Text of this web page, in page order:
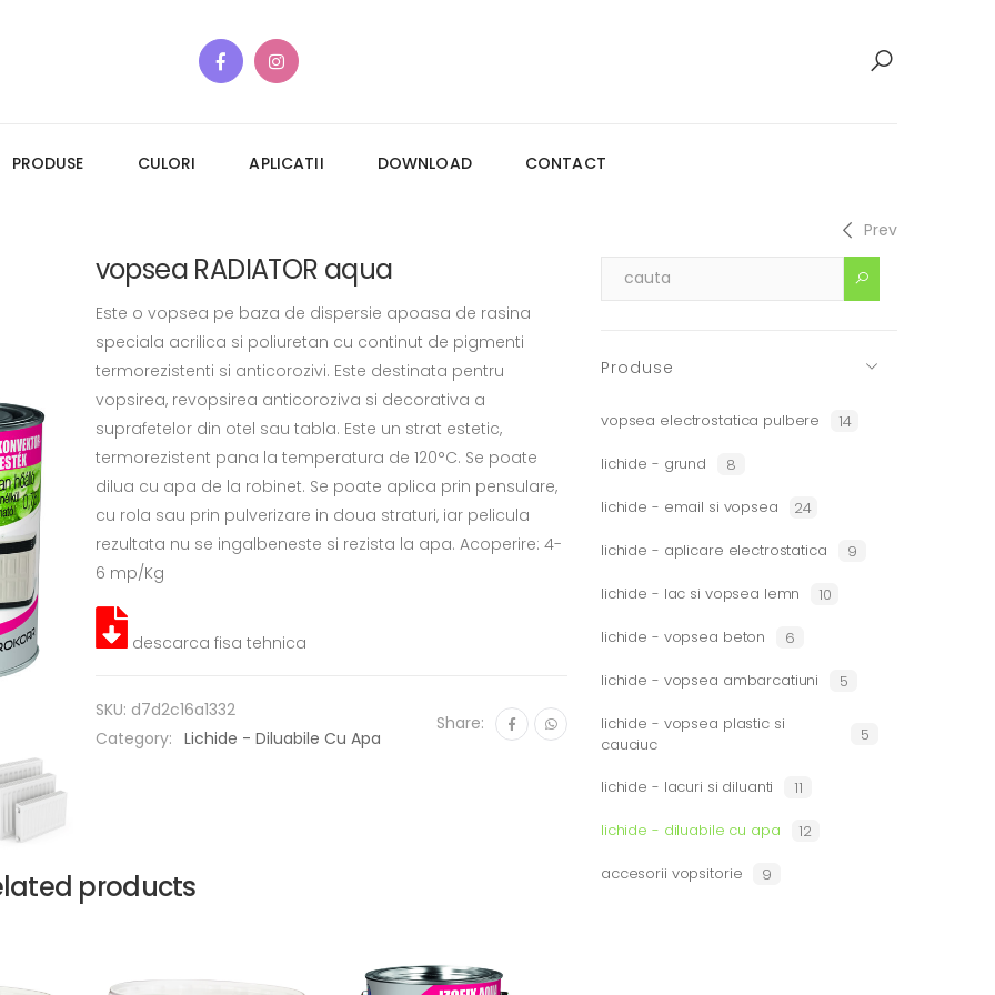
PRODUSE CULORI APLICATII DOWNLOAD CONTACT
Prev
vopsea RADIATOR aqua
Este o vopsea pe baza de dispersie apoasa de rasina
speciala acrilica si poliuretan cu continut de pigmenti
termorezistenti si anticorozivi. Este destinata pentru
vopsirea, revopsirea anticoroziva si decorativa a
suprafetelor din otel sau tabla. Este un strat estetic,
termorezistent pana la temperatura de 120°C. Se poate
dilua cu apa de la robinet. Se poate aplica prin pensulare,
cu rola sau prin pulverizare in doua straturi, iar pelicula
rezultata nu se ingalbeneste si rezista la apa. Acoperire: 4-
6 mp/Kg
descarca fisa tehnica
SKU: d7d2c16a1332
Category: Lichide - Diluabile Cu Apa
Share:
products
Produse
vopsea electrostatica pulbere 14
lichide - grund 8
lichide - email si vopsea 24
lichide - aplicare electrostatica 9
lichide - lac si vopsea lemn 10
lichide - vopsea beton 6
lichide - vopsea ambarcatiuni
5
lichide - vopsea plastic si
cauciuc
5
lichide - lacuri si diluanti 11
lichide - diluabile cu apa 12
accesorii vopsitorie 9